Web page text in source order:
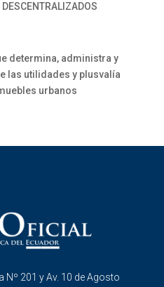
determina, administra y
las utilidades y plusvalía
urbanos
Nº 201 y Av. 10 de Agosto